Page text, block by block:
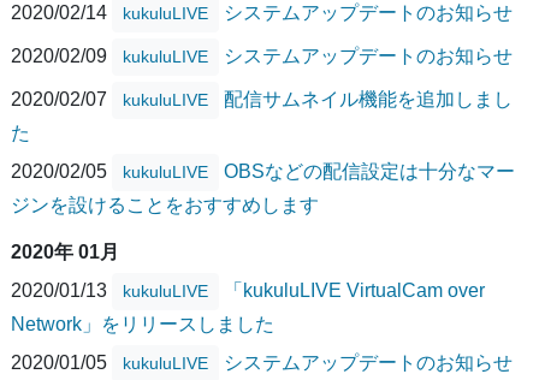
2020/02/14
kukuluLIVE システムアップデートのお知らせ
2020/02/09 kukuluLIVE システムアップデートのお知らせ
2020/02/07 kukuluLIVE
配信サムネイル機能を追加しまし
た
2020/02/05
kukuluLIVE
OBSなどの配信設定は十分なマー
ジンを設けることをおすすめします
2020年 01月
2020/01/13
kukuluLIVE
「kukuluLIVE VirtualCam over
Network」をリリースしました
2020/01/05
kukuluLIVE システムアップデートのお知らせ